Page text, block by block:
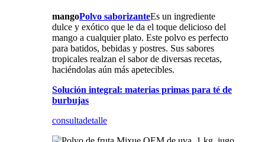
mangoPolvo saborizanteEs un ingrediente
dulce y exótico que le da el toque delicioso del
mango a cualquier plato. Este polvo es perfecto
para batidos, bebidas y postres. Sus sabores
tropicales realzan el sabor de diversas recetas,
haciéndolas aún más apetecibles.
Solución integral: materias primas para té de
burbujas
consultadetalle